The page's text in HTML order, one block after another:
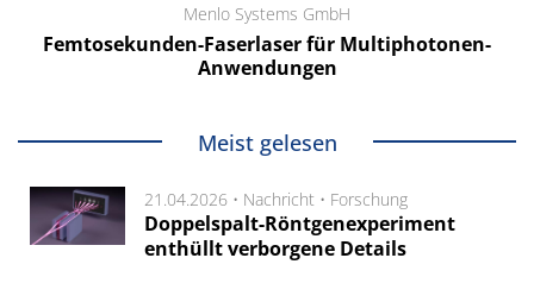
Menlo Systems GmbH
Femtosekunden-Faserlaser für Multiphotonen-
Anwendungen
Meist gelesen
21.04.2026 • Nachricht • Forschung
Doppelspalt-Röntgenexperiment
enthüllt verborgene Details